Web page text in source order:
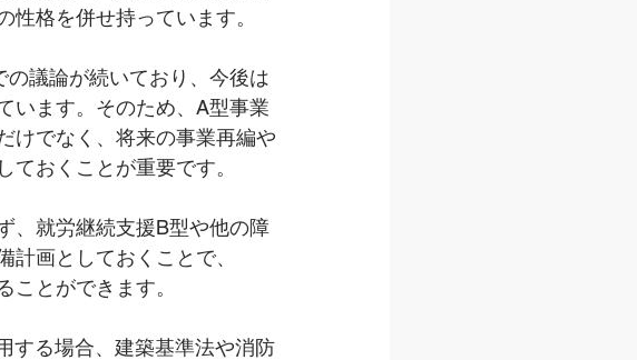
格を併せ持っています。
議論が続いており、今後は
います。そのため、A型事業
けでなく、将来の事業再編や
おくことが重要です。
、就労継続支援B型や他の障
画としておくことで、
とができます。
する場合、建築基準法や消防